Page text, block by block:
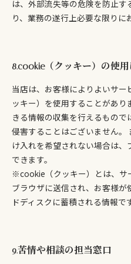
は、外部流失等の危険を防止
り、業務の遂行上必要な限りに
8.cookie（クッキー）の使
当店は、お客様によりよいサ
ッキー）を使用することがあ
きる情報の収集を行えるもの
侵害することはございません
け入れを希望されない場合は
できます。
※cookie（クッキー）とは、サ
ブラウザに送信され、お客様
ドディスクに蓄積される情報で
9.苦情や相談の担当窓口